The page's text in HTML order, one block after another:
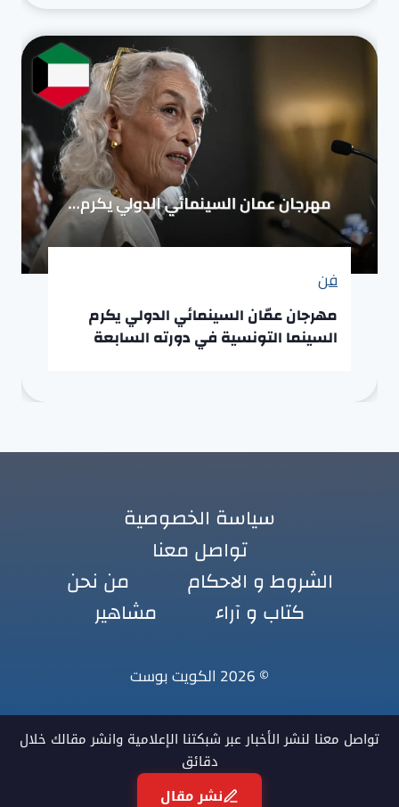
فن
مهرجان عمّان السينمائي الدولي يكرم
السينما التونسية في دورته السابعة
سياسة الخصوصية
تواصل معنا
الشروط و الاحكام
من نحن
كتاب و آراء
مشاهير
© 2026 الكويت بوست
تواصل معنا لنشر الأخبار عبر شبكتنا الإعلامية وانشر مقالك خلال
دقائق
نشر مقال